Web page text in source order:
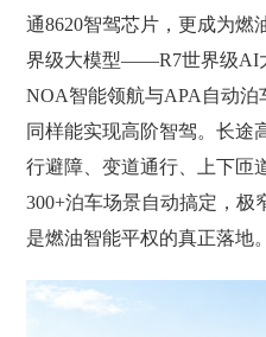
通8620智驾芯片，更成为燃
界级大模型——R7世界级AI
NOA智能领航与APA自动
同样能实现高阶智驾。长途
行避障、变道通行、上下匝
300+泊车场景自动搞定，
是燃油智能平权的真正落地。